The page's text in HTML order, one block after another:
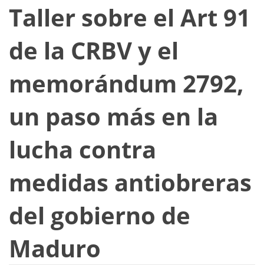
Taller sobre el Art 91
de la CRBV y el
memorándum 2792,
un paso más en la
lucha contra
medidas antiobreras
del gobierno de
Maduro